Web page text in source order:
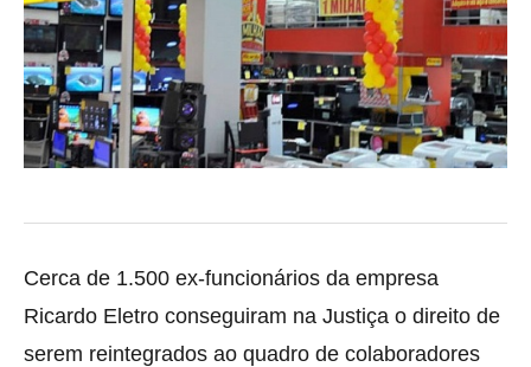
Cerca de 1.500 ex-funcionários da empresa
Ricardo Eletro conseguiram na Justiça o direito de
serem reintegrados ao quadro de colaboradores